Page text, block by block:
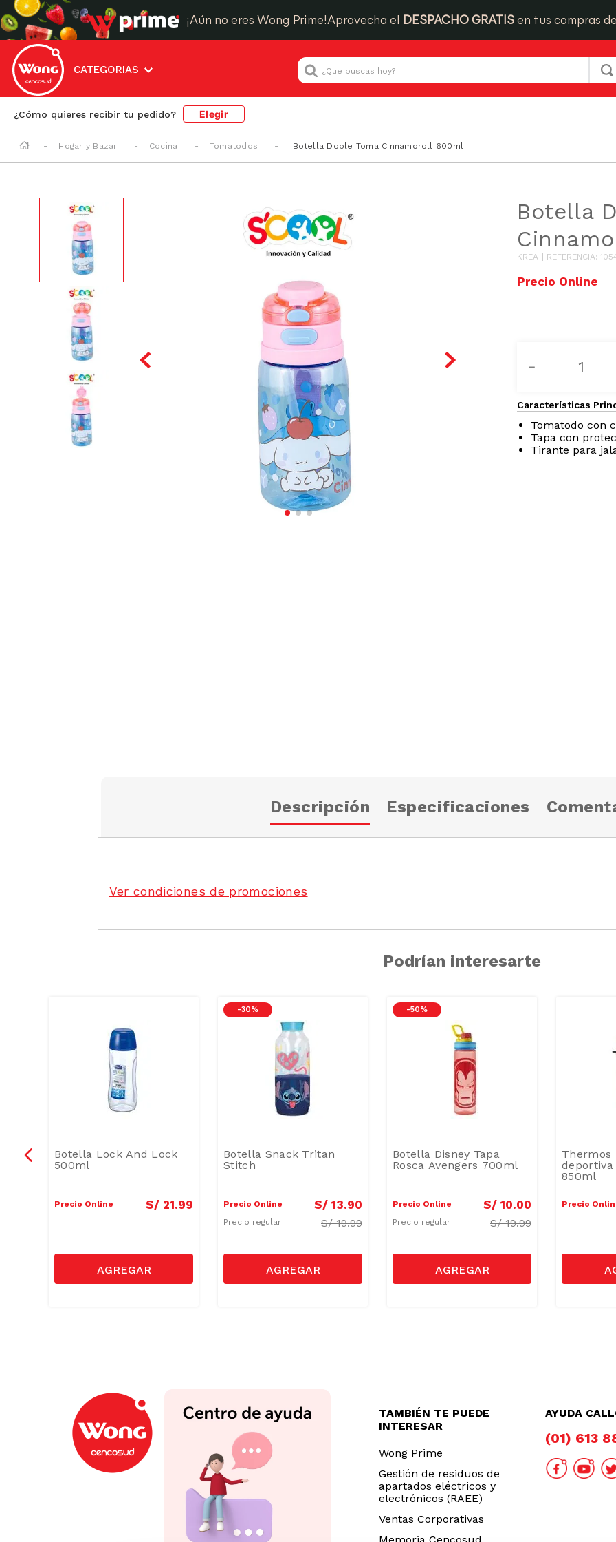
¡Aún no eres Wong Prime!Aprovecha el DESPACHO GRATIS en tus compras
CATEGORIAS
¿Que buscas hoy?
¿Cómo quieres recibir tu pedido? Elegir
Hogar y Bazar Cocina Tomatodos Botella Doble Toma Cinnamoroll 600ml
Botella
KREA REFERENCIA:
－
Características
Tomatodo con
Tapa con
Tirante para
Descripción Especificaciones
Ver condiciones de promociones
Podrían interesarte
Botella Lock And Lock
500ml
Precio Online S/ 21.99
-30 %
Botella Snack Tritan
Stitch
Precio Online S/ 13.90
Precio regular S/19.99
-50 %
Botella Disney Tapa
Rosca Avengers 700ml
Precio Online S/ 10.00
Precio regular S/19.99
Thermos
deportiva
850ml
Precio
TAMBIÉN TE PUEDE
INTERESAR
Wong Prime
Gestión de residuos de
apartados eléctricos y
electrónicos (RAEE)
Ventas Corporativas
AYUDA
(01) 613